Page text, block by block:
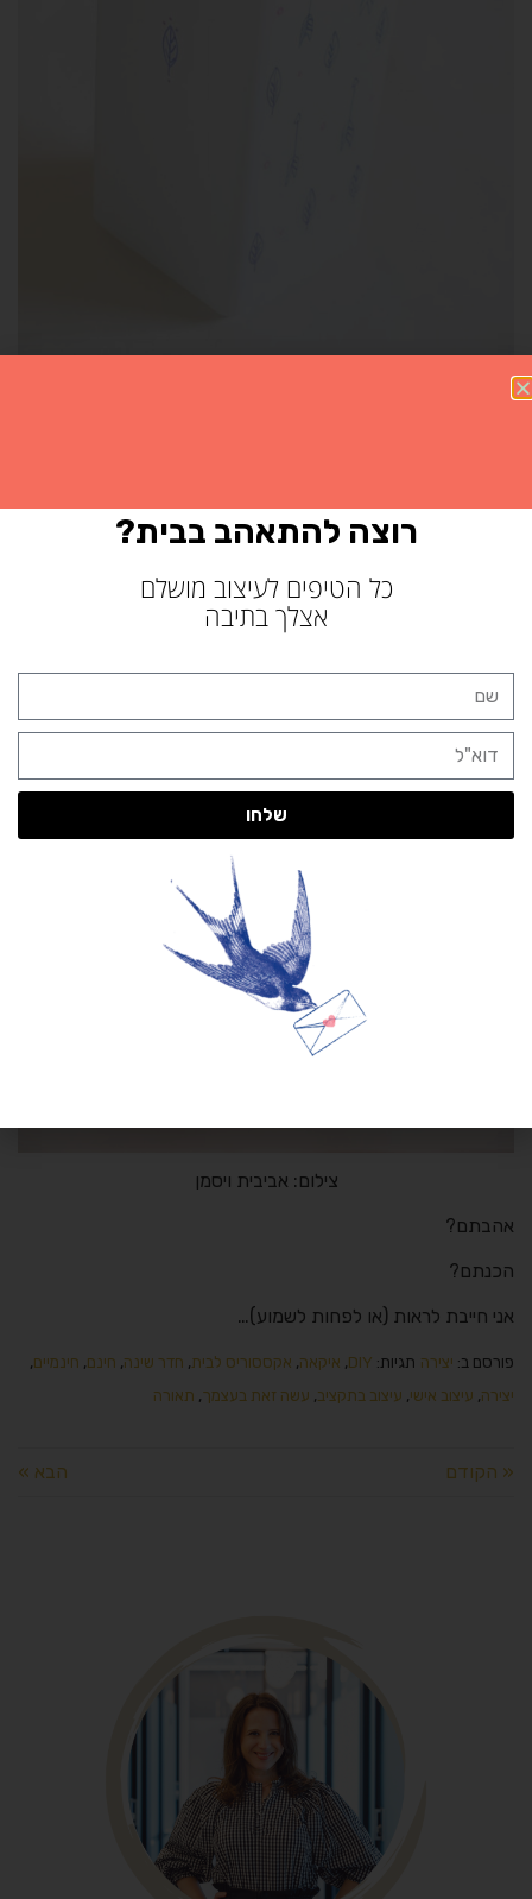
צילום: אביבית ויסמן
אהבתם?
הכנתם?
אני חייבת לראות (או לפחות לשמוע)…
פורסם ב: יצירה תגיות: DIY
, איקאה, אקססוריס לבית, חדר שינה, חינם, חינמיים,
יצירה, עיצוב אישי, עיצוב בתקציב, עשה זאת בעצמך, תאורה
« הקודם הבא »
רוצה להתאהב בבית?
כל הטיפים לעיצוב מושלם
אצלך בתיבה
שלחו